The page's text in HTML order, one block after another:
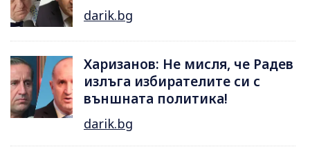
darik.bg
Харизанов: Не мисля, че Радев
излъга избирателите си с
външната политика!
darik.bg